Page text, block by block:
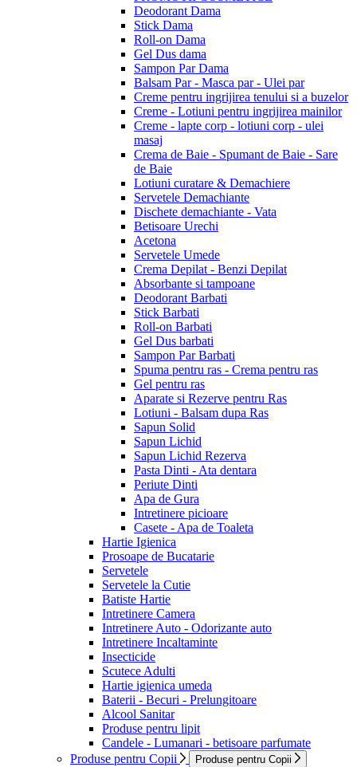
Deodorant Dama
Stick Dama
Roll-on Dama
Gel Dus dama
Sampon Par Dama
Balsam Par - Masca par - Ulei par
Creme pentru ingrijirea tenului si a buzelor
Creme - Lotiuni pentru ingrijirea mainilor
Creme - lapte corp - lotiuni corp - ulei
masaj
Crema de Baie - Spumant de Baie - Sare
de Baie
Lotiuni curatare & Demachiere
Servetele Demachiante
Dischete demachiante - Vata
Betisoare Urechi
Acetona
Servetele Umede
Crema Depilat - Benzi Depilat
Absorbante si tampoane
Deodorant Barbati
Stick Barbati
Roll-on Barbati
Gel Dus barbati
Sampon Par Barbati
Spuma pentru ras - Crema pentru ras
Gel pentru ras
Aparate si Rezerve pentru Ras
Lotiuni - Balsam dupa Ras
Sapun Solid
Sapun Lichid
Sapun Lichid Rezerva
Pasta Dinti - Ata dentara
Periute Dinti
Apa de Gura
Intretinere picioare
Casete - Apa de Toaleta
Hartie Igienica
Prosoape de Bucatarie
Servetele
Servetele la Cutie
Batiste Hartie
Intretinere Camera
Intretinere Auto - Odorizante auto
Intretinere Incaltaminte
Insecticide
Scutece Adulti
Hartie igienica umeda
Baterii - Becuri - Prelungitoare
Alcool Sanitar
Produse pentru lipit
Candele - Lumanari - betisoare parfumate
Produse pentru Copii
Produse pentru Copii